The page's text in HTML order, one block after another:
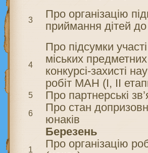
3
Про організацію
приймання дітей
4
Про підсумки
міських
конкурсі-захисті
робіт МАН (І, ІІ
5 Про партнерські
6
Про стан
юнаків
Березень
1
Про організацію